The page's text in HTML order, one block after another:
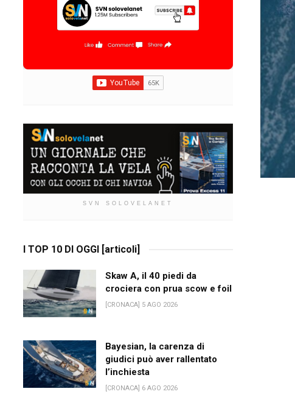
SVN SOLOVELANET
I TOP 10 DI OGGI [articoli]
Skaw A, il 40 piedi da
crociera con prua scow e foil
[CRONACA] 5 AGO 2026
Bayesian, la carenza di
giudici può aver rallentato
l’inchiesta
[CRONACA] 6 AGO 2026